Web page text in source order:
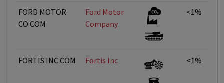
FORD MOTOR
CO COM
Ford Motor
Company
<1%
FORTIS INC COM Fortis Inc <1%